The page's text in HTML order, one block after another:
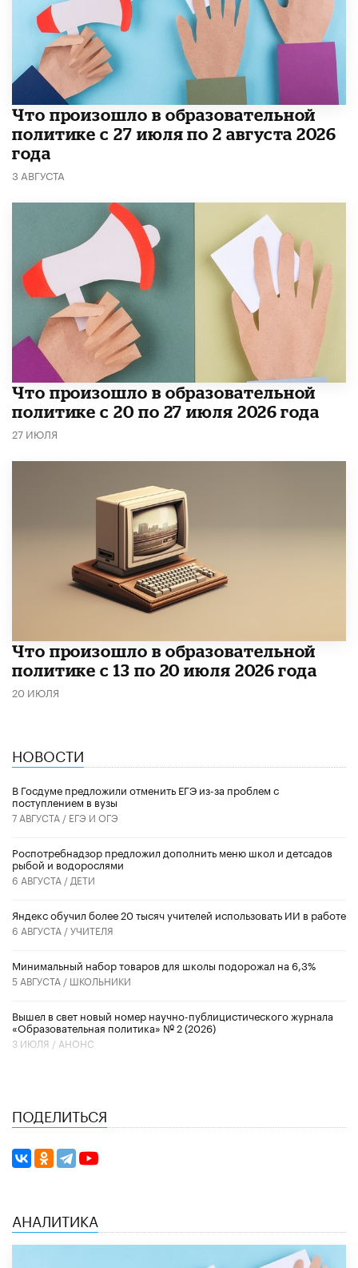
​Что произошло в образовательной
политике с 27 июля по 2 августа 2026
года
3 АВГУСТА
​Что произошло в образовательной
политике с 20 по 27 июля 2026 года
27 ИЮЛЯ
Что произошло в образовательной
политике с 13 по 20 июля 2026 года
20 ИЮЛЯ
НОВОСТИ
В Госдуме предложили отменить ЕГЭ из-за проблем с
поступлением в вузы
7 АВГУСТА / ЕГЭ И ОГЭ
Роспотребнадзор предложил дополнить меню школ и детсадов
рыбой и водорослями
6 АВГУСТА / ДЕТИ
​Яндекс обучил более 20 тысяч учителей использовать ИИ в работе
6 АВГУСТА /УЧИТЕЛЯ
Минимальный набор товаров для школы подорожал на 6,3%
5 АВГУСТА / ШКОЛЬНИКИ
Вышел в свет новый номер научно-публицистического журнала
«Образовательная политика» № 2 (2026)
3 ИЮЛЯ / АНОНС
ПОДЕЛИТЬСЯ
АНАЛИТИКА